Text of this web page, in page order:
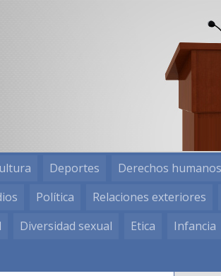
Deportes Derechos humanos
Política Relaciones exteriores
Diversidad sexual Etica Infancia